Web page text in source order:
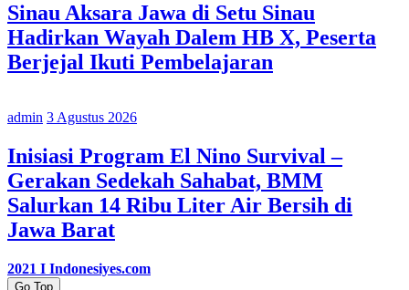
Sinau Aksara Jawa di Setu Sinau
Hadirkan Wayah Dalem HB X, Peserta
Berjejal Ikuti Pembelajaran
admin 3 Agustus 2026
Inisiasi Program El Nino Survival –
Gerakan Sedekah Sahabat, BMM
Salurkan 14 Ribu Liter Air Bersih di
Jawa Barat
2021 I Indonesiyes.com
Go Top